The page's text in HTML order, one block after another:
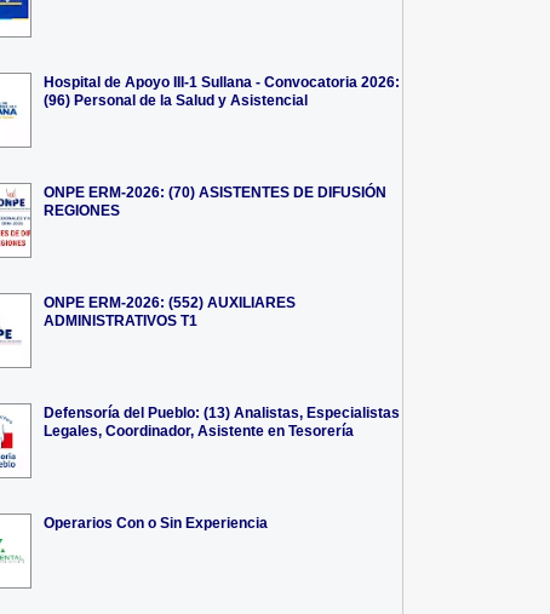
Hospital de Apoyo III-1 Sullana - Convocatoria 2026:
(96) Personal de la Salud y Asistencial
ONPE ERM-2026: (70) ASISTENTES DE DIFUSIÓN
REGIONES
ONPE ERM-2026: (552) AUXILIARES
ADMINISTRATIVOS T1
Defensoría del Pueblo: (13) Analistas, Especialistas
Legales, Coordinador, Asistente en Tesorería
Operarios Con o Sin Experiencia